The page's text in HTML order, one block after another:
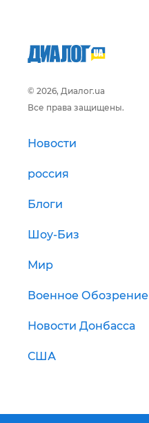
© 2026, Диалог.ua
Все права защищены.
Новости
россия
Блоги
Шоу-Биз
Мир
Военное Обозрение
Новости Донбасса
США